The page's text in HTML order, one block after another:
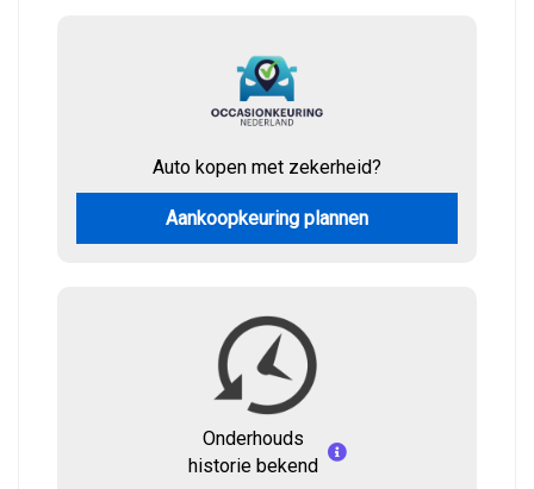
Auto kopen met zekerheid?
Aankoopkeuring plannen
Onderhouds
historie bekend